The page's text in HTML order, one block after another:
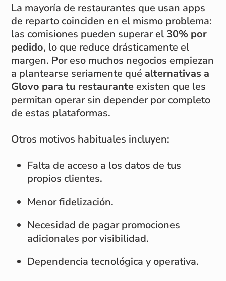
La mayoría de restaurantes que usan apps
de reparto coinciden en el mismo problema:
las comisiones pueden superar el 30% por
pedido, lo que reduce drásticamente el
margen. Por eso muchos negocios empiezan
a plantearse seriamente qué alternativas a
Glovo para tu restaurante existen que les
permitan operar sin depender por completo
de estas plataformas.
Otros motivos habituales incluyen:
Falta de acceso a los datos de tus
propios clientes.
Menor fidelización.
Necesidad de pagar promociones
adicionales por visibilidad.
Dependencia tecnológica y operativa.